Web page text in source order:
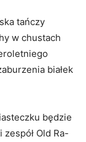
tańczy
w chustach
białek
będzie
Old Ra-